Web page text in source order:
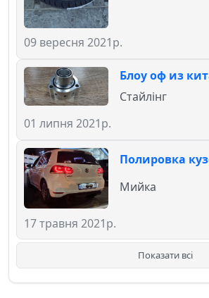
09 вересня 2021р.
Блоу оф из
01 липня 2021р.
Стайлінг
Полировка
17 травня 2021р.
Мийка
Показати всі